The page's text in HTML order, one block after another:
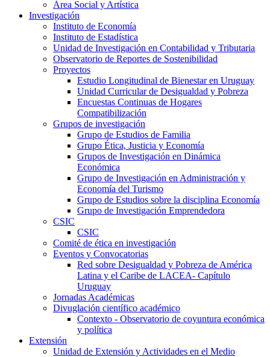
Área Social y Artística
Investigación
Instituto de Economía
Instituto de Estadística
Unidad de Investigación en Contabilidad y Tributaria
Observatorio de Reportes de Sostenibilidad
Proyectos
Estudio Longitudinal de Bienestar en Uruguay
Unidad Curricular de Desigualdad y Pobreza
Encuestas Continuas de Hogares
Compatibilización
Grupos de investigación
Grupo de Estudios de Familia
Grupo Ética, Justicia y Economía
Grupos de Investigación en Dinámica
Económica
Grupo de Investigación en Administración y
Economía del Turismo
Grupo de Estudios sobre la disciplina Economía
Grupo de Investigación Emprendedora
CSIC
CSIC
Comité de ética en investigación
Eventos y Convocatorias
Red sobre Desigualdad y Pobreza de América
Latina y el Caribe de LACEA- Capítulo
Uruguay
Jornadas Académicas
Divuglación científico académico
Contexto - Observatorio de coyuntura económica
y política
Extensión
Unidad de Extensión y Actividades en el Medio